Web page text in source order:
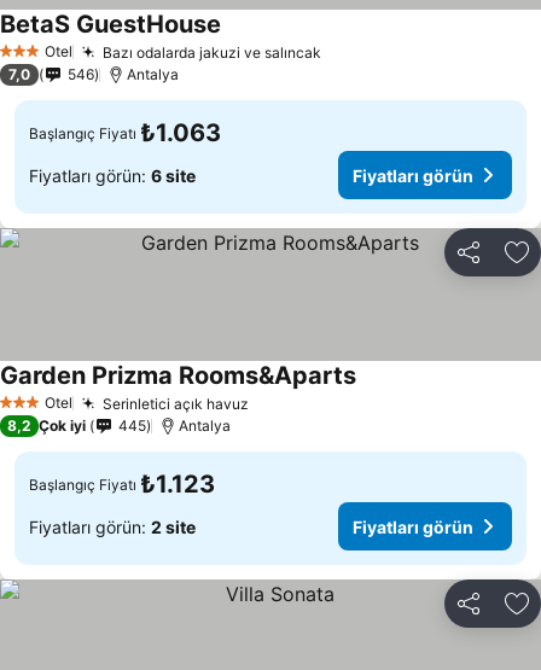
3 YıldızOtel Bazı odalarda jakuzi ve salıncak
BetaS GuestHouse
7,0 546 Antalya
Başlangıç Fiyatı ₺1.063
Fiyatları görün: 6 site Fiyatları görün
Paylaş
3 YıldızOtel Serinletici açık havuz
Garden Prizma Rooms&Aparts
8,2 Çok iyi 445 Antalya
Başlangıç Fiyatı ₺1.123
Fiyatları görün: 2 site Fiyatları görün
Paylaş